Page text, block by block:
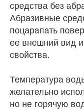
средства без
Абразивные
поцарапать
ее внешний вид
свойства.
Температура
желательно
но не горячую